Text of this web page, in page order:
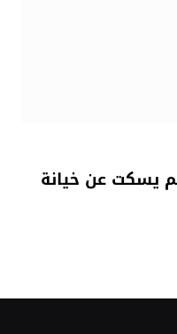
يسكت عن خيانة